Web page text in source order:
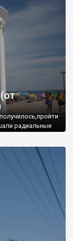
радиальные